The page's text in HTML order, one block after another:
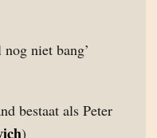
niet bang’
bestaat als Peter
)